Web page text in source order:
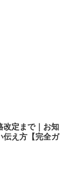
改定まで｜お知
伝え方【完全ガ